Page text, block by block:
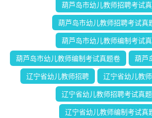
葫芦岛市幼儿教师招聘考试
葫芦岛市幼儿教师招聘考试真
葫芦岛市幼儿教师编制考试
葫芦岛市幼儿教师编制考试真题卷 葫芦
辽宁省幼儿教师招聘 辽宁省幼儿教
辽宁省幼儿教师招聘考试真
辽宁省幼儿教师编制考试真